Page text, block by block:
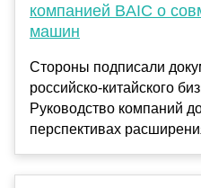
компанией BAIC о
машин
Стороны подписали
российско-китайского
Руководство компаний
перспективах